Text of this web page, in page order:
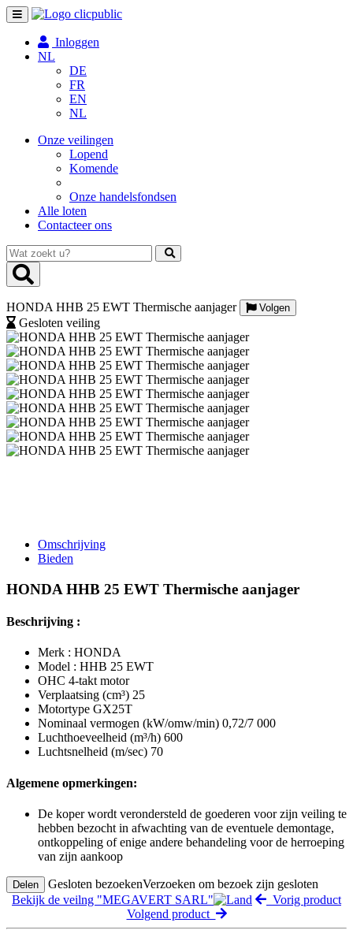
Toggle
navigation
Inloggen
NL
DE
FR
EN
NL
Onze veilingen
Lopend
Komende
Onze handelsfondsen
Alle loten
Contacteer ons
Wat
zoekt
u?
HONDA HHB 25 EWT Thermische aanjager Volgen
Gesloten veiling
Omschrijving
Bieden
HONDA HHB 25 EWT Thermische aanjager
Beschrijving :
Merk : HONDA
Model : HHB 25 EWT
OHC 4-takt motor
Verplaatsing (cm³) 25
Motortype GX25T
Nominaal vermogen (kW/omw/min) 0,72/7 000
Luchthoeveelheid (m³/h) 600
Luchtsnelheid (m/sec) 70
Algemene opmerkingen:
De koper wordt verondersteld de goederen voor zijn veiling te
hebben bezocht in afwachting van de eventuele demontage,
ontkoppeling of enige andere behandeling voor de herroeping
van zijn aankoop
Delen Gesloten bezoekenVerzoeken om bezoek zijn gesloten
Bekijk de veilng "MEGAVERT SARL"
Vorig product
Volgend product